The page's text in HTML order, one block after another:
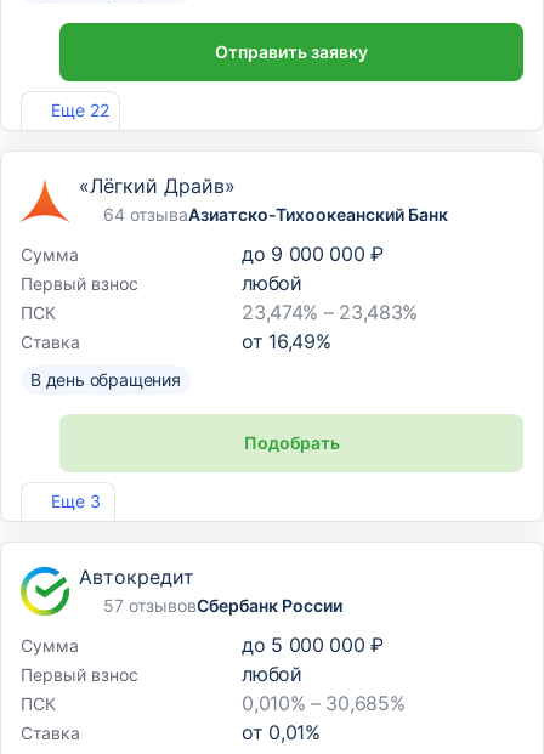
Еще 22
Отправить заявку
Лиц. №963
Еще 3
«Лёгкий Драйв»
64 отзываАзиатско-Тихоокеанский Банк
Сумма
до 9 000 000 ₽
Первый взнос любой
ПСК 23,474% – 23,483%
Ставка от 16,49%
В день обращения
Подобрать
Лиц. №1810
Автокредит
57 отзывовСбербанк России
Сумма
до 5 000 000 ₽
Первый взнос любой
ПСК 0,010% – 30,685%
Ставка от 0,01%